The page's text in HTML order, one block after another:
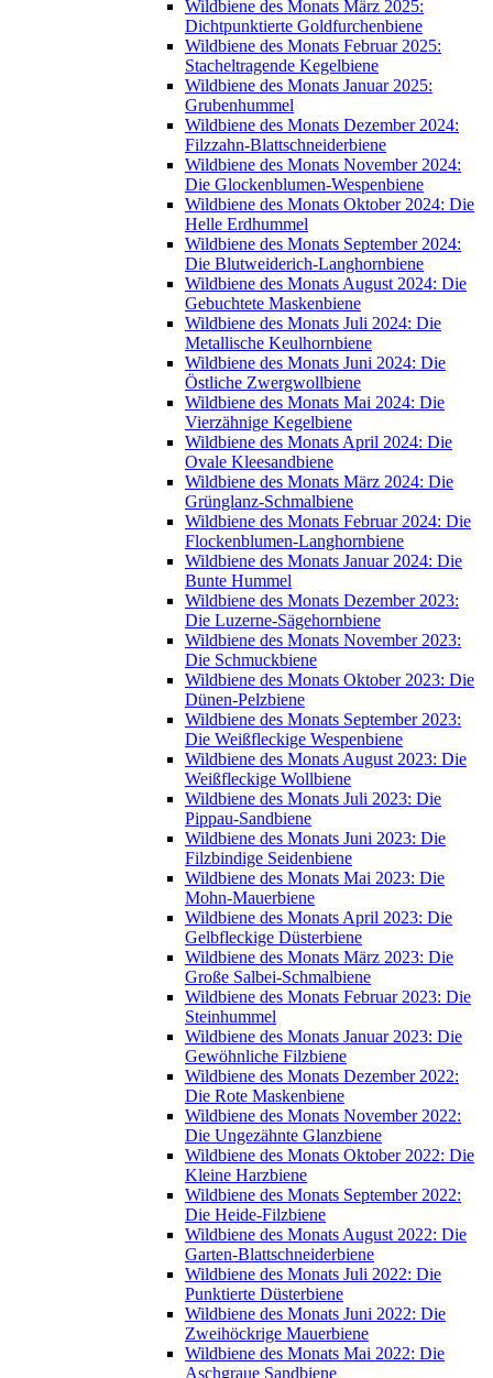
Wildbiene des Monats März 2025:
Dichtpunktierte Goldfurchenbiene
Wildbiene des Monats Februar 2025:
Stacheltragende Kegelbiene
Wildbiene des Monats Januar 2025:
Grubenhummel
Wildbiene des Monats Dezember 2024:
Filzzahn-Blattschneiderbiene
Wildbiene des Monats November 2024:
Die Glockenblumen-Wespenbiene
Wildbiene des Monats Oktober 2024: Die
Helle Erdhummel
Wildbiene des Monats September 2024:
Die Blutweiderich-Langhornbiene
Wildbiene des Monats August 2024: Die
Gebuchtete Maskenbiene
Wildbiene des Monats Juli 2024: Die
Metallische Keulhornbiene
Wildbiene des Monats Juni 2024: Die
Östliche Zwergwollbiene
Wildbiene des Monats Mai 2024: Die
Vierzähnige Kegelbiene
Wildbiene des Monats April 2024: Die
Ovale Kleesandbiene
Wildbiene des Monats März 2024: Die
Grünglanz-Schmalbiene
Wildbiene des Monats Februar 2024: Die
Flockenblumen-Langhornbiene
Wildbiene des Monats Januar 2024: Die
Bunte Hummel
Wildbiene des Monats Dezember 2023:
Die Luzerne-Sägehornbiene
Wildbiene des Monats November 2023:
Die Schmuckbiene
Wildbiene des Monats Oktober 2023: Die
Dünen-Pelzbiene
Wildbiene des Monats September 2023:
Die Weißfleckige Wespenbiene
Wildbiene des Monats August 2023: Die
Weißfleckige Wollbiene
Wildbiene des Monats Juli 2023: Die
Pippau-Sandbiene
Wildbiene des Monats Juni 2023: Die
Filzbindige Seidenbiene
Wildbiene des Monats Mai 2023: Die
Mohn-Mauerbiene
Wildbiene des Monats April 2023: Die
Gelbfleckige Düsterbiene
Wildbiene des Monats März 2023: Die
Große Salbei-Schmalbiene
Wildbiene des Monats Februar 2023: Die
Steinhummel
Wildbiene des Monats Januar 2023: Die
Gewöhnliche Filzbiene
Wildbiene des Monats Dezember 2022:
Die Rote Maskenbiene
Wildbiene des Monats November 2022:
Die Ungezähnte Glanzbiene
Wildbiene des Monats Oktober 2022: Die
Kleine Harzbiene
Wildbiene des Monats September 2022:
Die Heide-Filzbiene
Wildbiene des Monats August 2022: Die
Garten-Blattschneiderbiene
Wildbiene des Monats Juli 2022: Die
Punktierte Düsterbiene
Wildbiene des Monats Juni 2022: Die
Zweihöckrige Mauerbiene
Wildbiene des Monats Mai 2022: Die
Aschgraue Sandbiene